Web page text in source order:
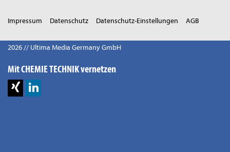
Impressum Datenschutz Datenschutz-Einstellungen AGB
2026 // Ultima Media Germany GmbH
Mit CHEMIE TECHNIK vernetzen